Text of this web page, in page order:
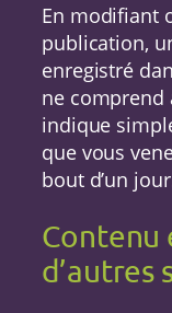
En modifiant
publication,
enregistré
ne comprend
indique
que vous
bout d’un
Contenu
d’autres